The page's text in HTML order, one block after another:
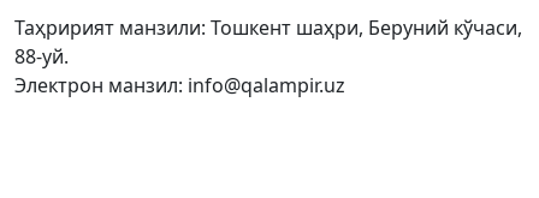
Таҳририят манзили: Тошкент шаҳри, Беруний кўчаси,
88-уй.
Электрон манзил: info@qalampir.uz